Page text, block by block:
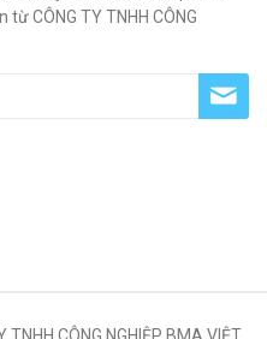
CÔNG TY TNHH CÔNG